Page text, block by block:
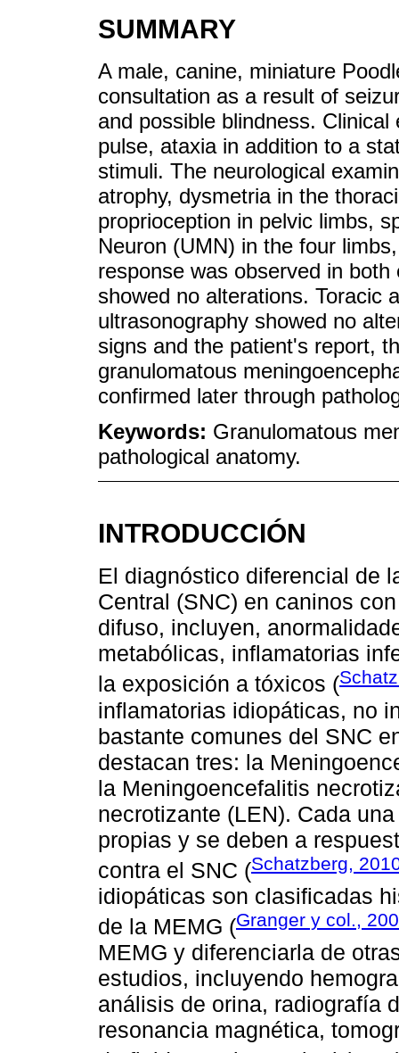
SUMMARY
A male, canine, miniature
consultation as a result of
and possible blindness.
pulse, ataxia in addition to a
stimuli. The neurological
atrophy, dysmetria in the
proprioception in pelvic limbs,
Neuron (UMN) in the four
response was observed in
showed no alterations. Toracic
ultrasonography showed no
signs and the patient's report,
granulomatous
confirmed later through
Keywords: Granulomatous
pathological anatomy.
INTRODUCCIÓN
El diagnóstico diferencial de
Central (SNC) en caninos
difuso, incluyen,
metabólicas, inflamatorias
la exposición a tóxicos (
inflamatorias idiopáticas, no
bastante comunes del SNC
destacan tres: la
la Meningoencefalitis
necrotizante (LEN). Cada
propias y se deben a
contra el SNC (Schatzberg,
idiopáticas son clasificadas
de la MEMG (Granger y col.,
MEMG y diferenciarla de
estudios, incluyendo
análisis de orina, radiografía
resonancia magnética,